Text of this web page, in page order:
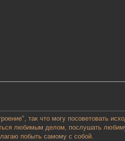
так что могу посоветовать
любимым делом, послушать
побыть самому с собой.